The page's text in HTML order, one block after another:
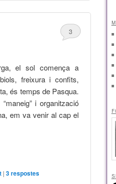
3
el sol comença a
freixura i confits,
és temps de Pasqua.
i organització
em va venir al cap el
|3respostes